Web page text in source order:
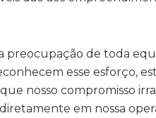
preocupação de toda
esse esforço,
nosso compromisso
em nossa